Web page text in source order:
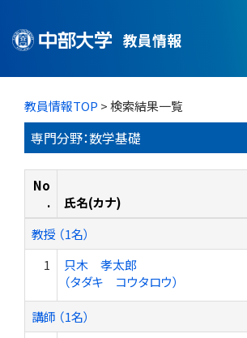
教員情報
教員情報TOP > 検索結果一覧
専門分野：数学基礎
No
.
氏名(カナ)
教授 （1名）
1
只木 孝太郎
（タダキ コウタロウ）
講師 （1名）